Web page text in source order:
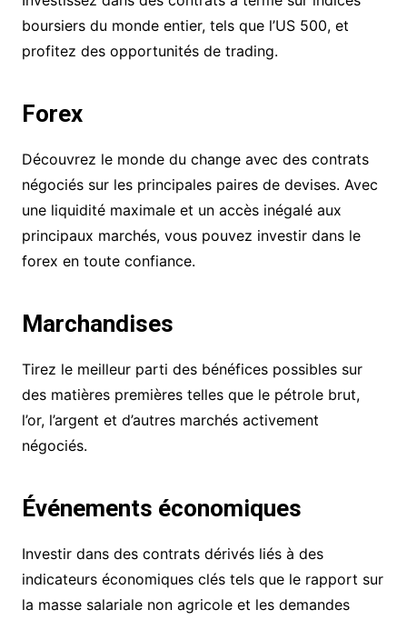
boursiers du monde entier, tels que l’US 500, et
profitez des opportunités de trading.
Forex
Découvrez le monde du change avec des contrats
négociés sur les principales paires de devises. Avec
une liquidité maximale et un accès inégalé aux
principaux marchés, vous pouvez investir dans le
forex en toute confiance.
Marchandises
Tirez le meilleur parti des bénéfices possibles sur
des matières premières telles que le pétrole brut,
l’or, l’argent et d’autres marchés activement
négociés.
Événements économiques
Investir dans des contrats dérivés liés à des
indicateurs économiques clés tels que le rapport sur
la masse salariale non agricole et les demandes